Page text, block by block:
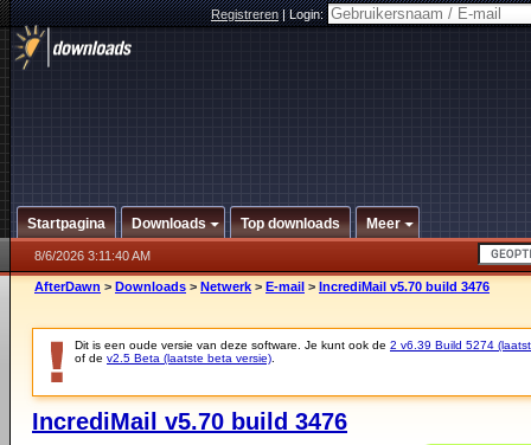
Registreren|Login:
Startpagina Downloads Top downloads Meer
8/6/2026 3:11:40 AM
AfterDawn > Downloads > Netwerk > E-mail > IncrediMail v5.70 build 3476
Dit is een oude versie van deze software. Je kunt ook de 2 v6.39 Build 5274
of de v2.5 Beta (laatste beta versie)
IncrediMail v5.70 build 3476